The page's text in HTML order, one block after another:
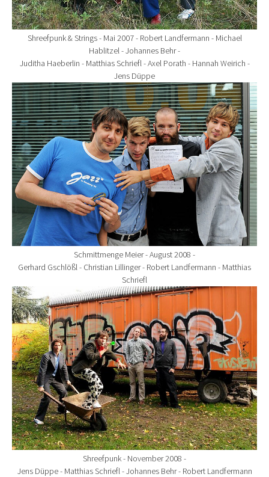
Shreefpunk & Strings - Mai 2007 - Robert Landfermann - Michael
Hablitzel - Johannes Behr -
Juditha Haeberlin - Matthias Schriefl - Axel Porath - Hannah Weirich -
Jens Düppe
Show larger version for:
Schmittmenge Meier - August 2008 -
Gerhard Gschlößl - Christian Lillinger - Robert Landfermann - Matthias
Schriefl
Show larger version for:
Shreefpunk - November 2008 -
Jens Düppe - Matthias Schriefl - Johannes Behr - Robert Landfermann